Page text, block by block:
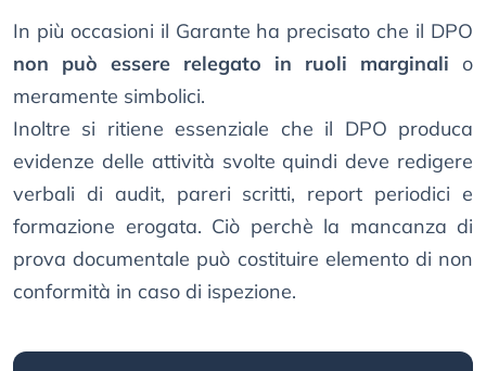
In più occasioni il Garante ha precisato che il DPO
non può essere relegato in ruoli marginali o
meramente simbolici.
Inoltre si ritiene essenziale che il DPO produca
evidenze delle attività svolte quindi deve redigere
verbali di audit, pareri scritti, report periodici e
formazione erogata. Ciò perchè la mancanza di
prova documentale può costituire elemento di non
conformità in caso di ispezione.